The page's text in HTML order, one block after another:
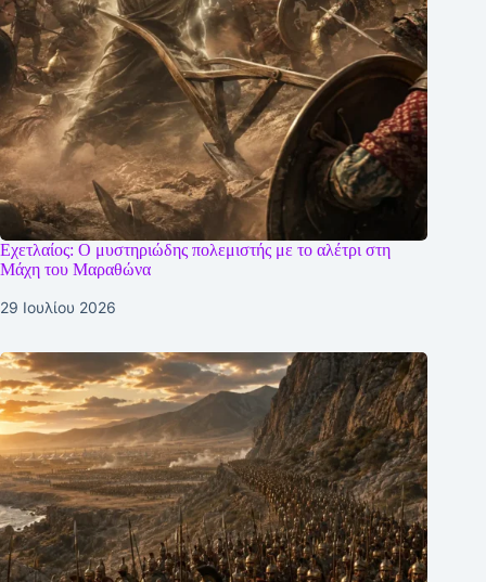
Εχετλαίος: Ο μυστηριώδης πολεμιστής με το αλέτρι στη
Μάχη του Μαραθώνα
29 Ιουλίου 2026